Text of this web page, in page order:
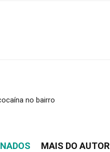
no bairro
MAIS DO AUTOR